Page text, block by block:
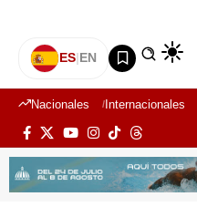
ES|EN
Nacionales Internacionales